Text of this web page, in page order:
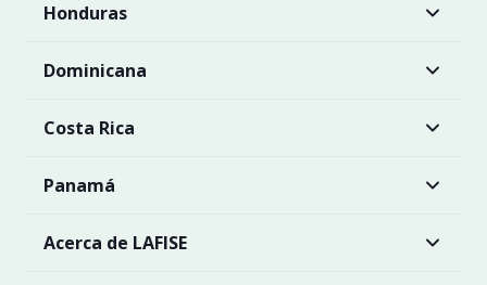
Honduras
Dominicana
Costa Rica
Panamá
Acerca de LAFISE